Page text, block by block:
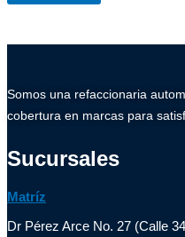
Somos una refaccionaria
cobertura en marcas para
Sucursales
Matríz
Dr Pérez Arce No. 27 (Calle